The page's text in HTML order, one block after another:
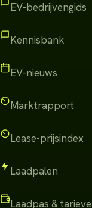
EV-bedrijvengids
Kennisbank
EV-nieuws
Marktrapport
Lease-prijsindex
Laadpalen
Laadpas &